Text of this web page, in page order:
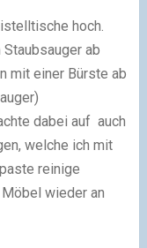
hoch.
ab
mit einer Bürste ab
dabei auf auch
welche ich mit
reinige
wieder an